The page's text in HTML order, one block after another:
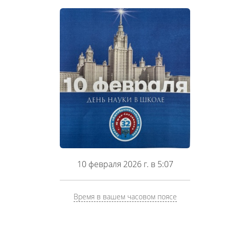
10 февраля 2026 г. в 5:07
Время в вашем часовом поясе